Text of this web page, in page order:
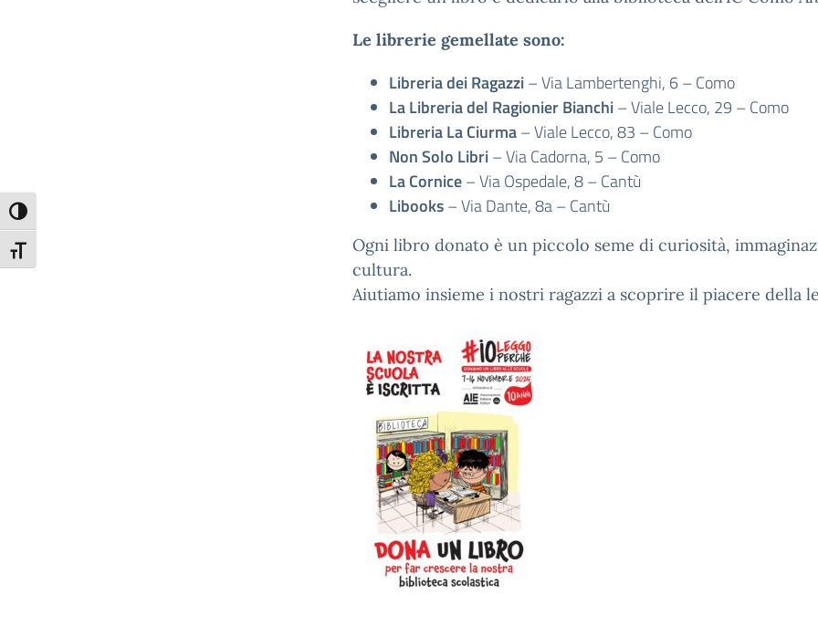
Attiva/disattiva alto contrasto
Attiva/disattiva dimensione testo
Le librerie gemellate sono:
Libreria dei Ragazzi– Via Lambertenghi, 6 – Como
La Libreria del Ragionier Bianchi– Viale Lecco, 29 – Como
Libreria La Ciurma– Viale Lecco, 83 – Como
Non Solo Libri– Via Cadorna, 5 – Como
La Cornice– Via Ospedale, 8 – Cantù
Libooks– Via Dante, 8a – Cantù
Ogni libro donato è un piccolo seme di curiosità,
cultura.
Aiutiamo insieme i nostri ragazzi a scoprire il piacere della